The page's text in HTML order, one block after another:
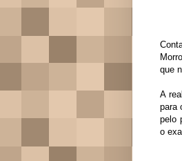
que
A
para
pelo
o